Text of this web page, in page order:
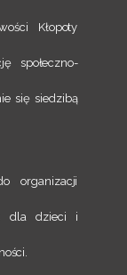
Kłopoty
społeczno-
się siedzibą
organizacji
dla dzieci i